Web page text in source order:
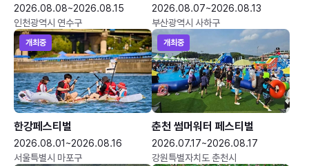
2026.08.08~2026.08.15
인천광역시 연수구
2026.08.07~2026.08.13
부산광역시 사하구
개최중
한강페스티벌
2026.08.01~2026.08.16
서울특별시 마포구
개최중
춘천 썸머워터 페스티벌
2026.07.17~2026.08.17
강원특별자치도 춘천시